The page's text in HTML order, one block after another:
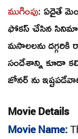
ముగింపు: ఏదైతే
ఫోకస్ చేసిన సినిమా
మసాలలను
సందేశాన్ని కూడా
జోనర్ ను
Movie Details
Movie Name: